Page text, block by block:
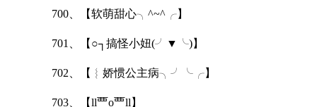
700、【软萌甜心╮^~^╭】
701、【○┐搞怪小妞(╯▼╰)】
702、【︴娇惯公主病╮╯╰╭】
703、【ll覀o覀ll】